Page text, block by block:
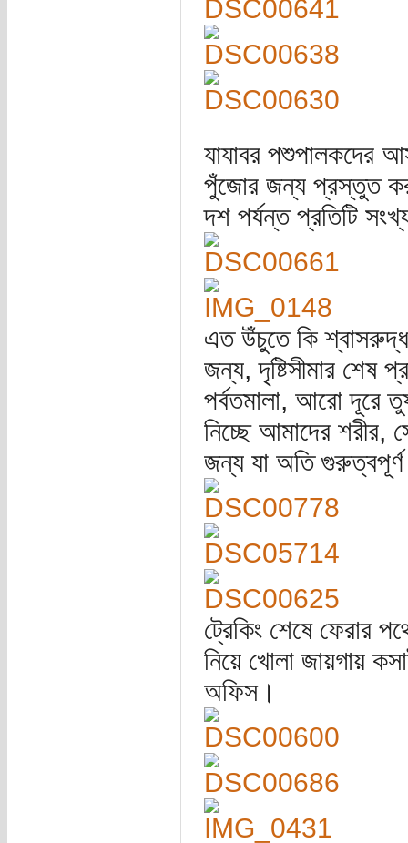
যাযাবর পশুপালকদের
পুঁজোর জন্য প্রস্তুত
দশ পর্যন্ত প্রতিটি
এত উঁচুতে কি
জন্য, দৃষ্টিসীমার শেষ
পর্বতমালা, আরো দূরে
নিচ্ছে আমাদের শরীর,
জন্য যা অতি
ট্রেকিং শেষে ফেরার
নিয়ে খোলা জায়গায়
অফিস।